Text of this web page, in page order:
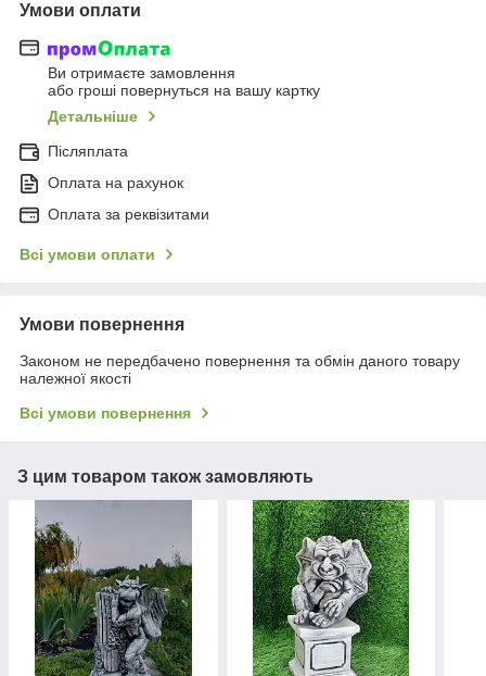
Умови оплати
Ви отримаєте замовлення
або гроші повернуться на вашу картку
Детальніше
Післяплата
Оплата на рахунок
Оплата за реквізитами
Всі умови оплати
Умови повернення
Законом не передбачено повернення та обмін даного товару
належної якості
Всі умови повернення
З цим товаром також замовляють